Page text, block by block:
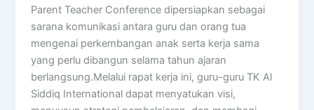
Parent Teacher Conference dipersiapkan sebagai
sarana komunikasi antara guru dan orang tua
mengenai perkembangan anak serta kerja sama
yang perlu dibangun selama tahun ajaran
berlangsung.Melalui rapat kerja ini, guru-guru TK Al
Siddiq International dapat menyatukan visi,